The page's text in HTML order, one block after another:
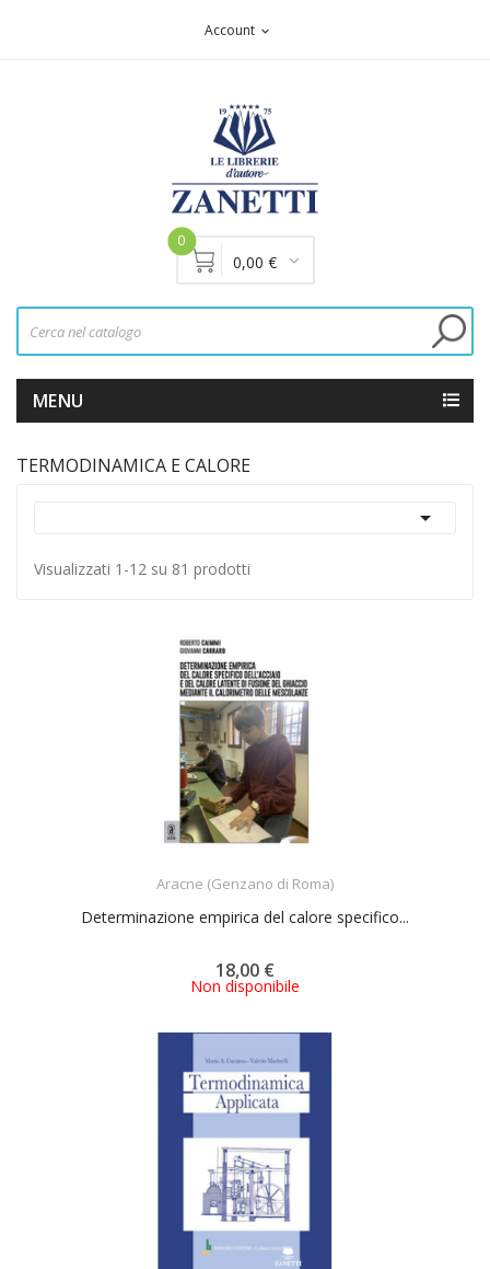
Account expand_more
0
0,00 €
MENU
TERMODINAMICA E CALORE

Visualizzati 1-12 su 81 prodotti
Aracne (Genzano di Roma)
Determinazione empirica del calore specifico...
18,00 €
Non disponibile